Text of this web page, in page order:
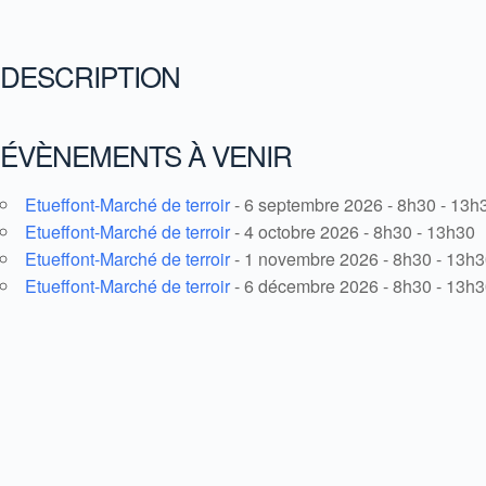
DESCRIPTION
ÉVÈNEMENTS À VENIR
Etueffont-Marché de terroir- 6 septembre 2026 - 8h30 -
Etueffont-Marché de terroir- 4 octobre 2026 - 8h30 - 13h30
Etueffont-Marché de terroir- 1 novembre 2026 - 8h30 -
Etueffont-Marché de terroir- 6 décembre 2026 - 8h30 -